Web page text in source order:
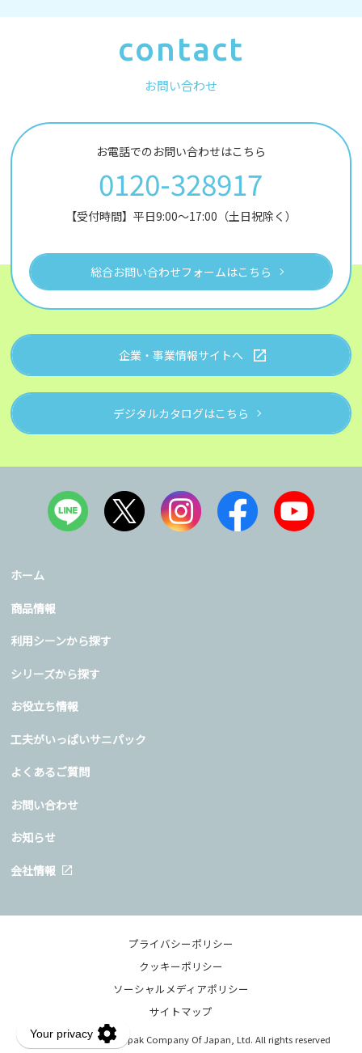
contact
お問い合わせ
お電話でのお問い合わせはこちら
0120-328917
【受付時間】平日9:00～17:00（土日祝除く）
総合お問い合わせフォームはこちら
企業・事業情報サイトへ
デジタルカタログはこちら
ホーム
商品情報
利用シーンから探す
シリーズから探す
お役立ち情報
工夫がいっぱいサニパック
よくあるご質問
お問い合わせ
お知らせ
会社情報
プライバシーポリシー
クッキーポリシー
ソーシャルメディアポリシー
サイトマップ
Copyright © 2020 Sanipak Company Of Japan, Ltd. All rights reserved